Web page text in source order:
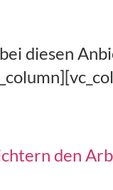
diesen
den